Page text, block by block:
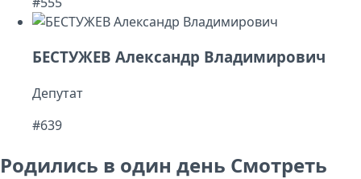
БЕСТУЖЕВ Александр Владимирович
Депутат
#639
Родились в один день Смотреть